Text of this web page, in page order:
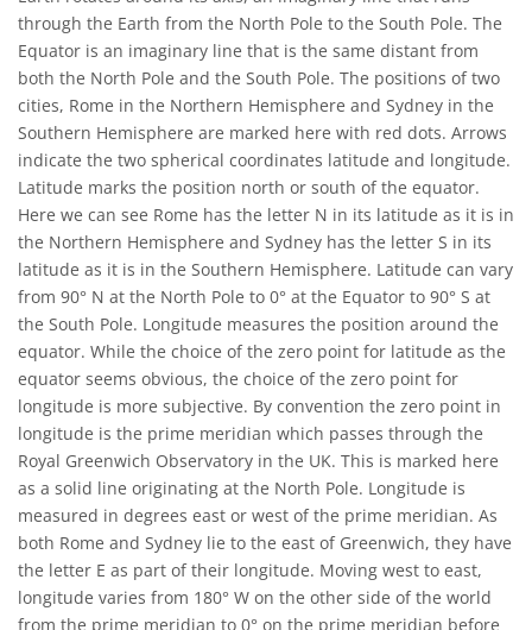
through the Earth from the North Pole to the South Pole. The
Equator is an imaginary line that is the same distant from
both the North Pole and the South Pole. The positions of two
cities, Rome in the Northern Hemisphere and Sydney in the
Southern Hemisphere are marked here with red dots. Arrows
indicate the two spherical coordinates latitude and longitude.
Latitude marks the position north or south of the equator.
Here we can see Rome has the letter N in its latitude as it is in
the Northern Hemisphere and Sydney has the letter S in its
latitude as it is in the Southern Hemisphere. Latitude can vary
from 90° N at the North Pole to 0° at the Equator to 90° S at
the South Pole. Longitude measures the position around the
equator. While the choice of the zero point for latitude as the
equator seems obvious, the choice of the zero point for
longitude is more subjective. By convention the zero point in
longitude is the prime meridian which passes through the
Royal Greenwich Observatory in the UK. This is marked here
as a solid line originating at the North Pole. Longitude is
measured in degrees east or west of the prime meridian. As
both Rome and Sydney lie to the east of Greenwich, they have
the letter E as part of their longitude. Moving west to east,
longitude varies from 180° W on the other side of the world
from the prime meridian to 0° on the prime meridian before